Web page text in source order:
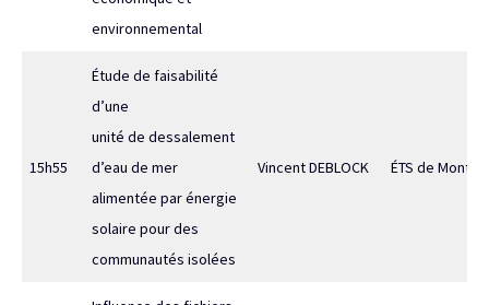
environnemental
15h55
Étude de faisabilité
d’une
unité de dessalement
d’eau de mer
alimentée par énergie
solaire pour des
communautés isolées
Vincent DEBLOCK ÉTS de